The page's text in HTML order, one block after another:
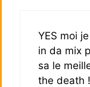
YES moi
in da mix
sa le
the death